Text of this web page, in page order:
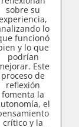
sobre su
lo
funcionó
y lo que
podrían
Este
proceso de
reflexión
fomenta la
el
crítico y la